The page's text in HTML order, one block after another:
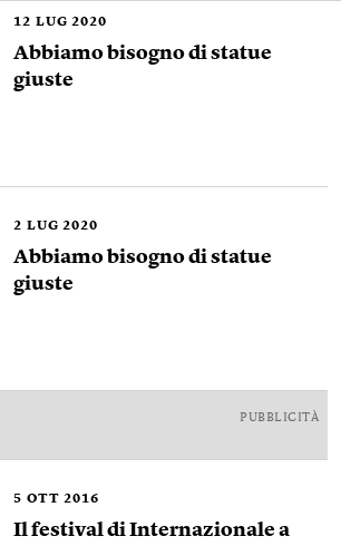
12 LUG 2020
Abbiamo bisogno di statue
giuste
2 LUG 2020
Abbiamo bisogno di statue
giuste
PUBBLICITÀ
5 OTT 2016
Il festival di Internazionale a